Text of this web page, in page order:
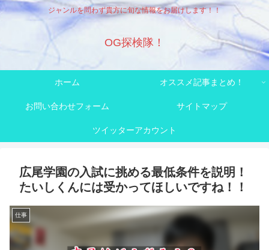
ジャンルを問わず貴方に旬な情報をお届けします！！
OG探検隊！
ホーム オススメ記事まとめ！
お問い合わせフォーム サイトマップ
ツイッターアカウント
広尾学園の入試に挑める最低条件を説明！
たいしくんには受かってほしいですね！！
仕事